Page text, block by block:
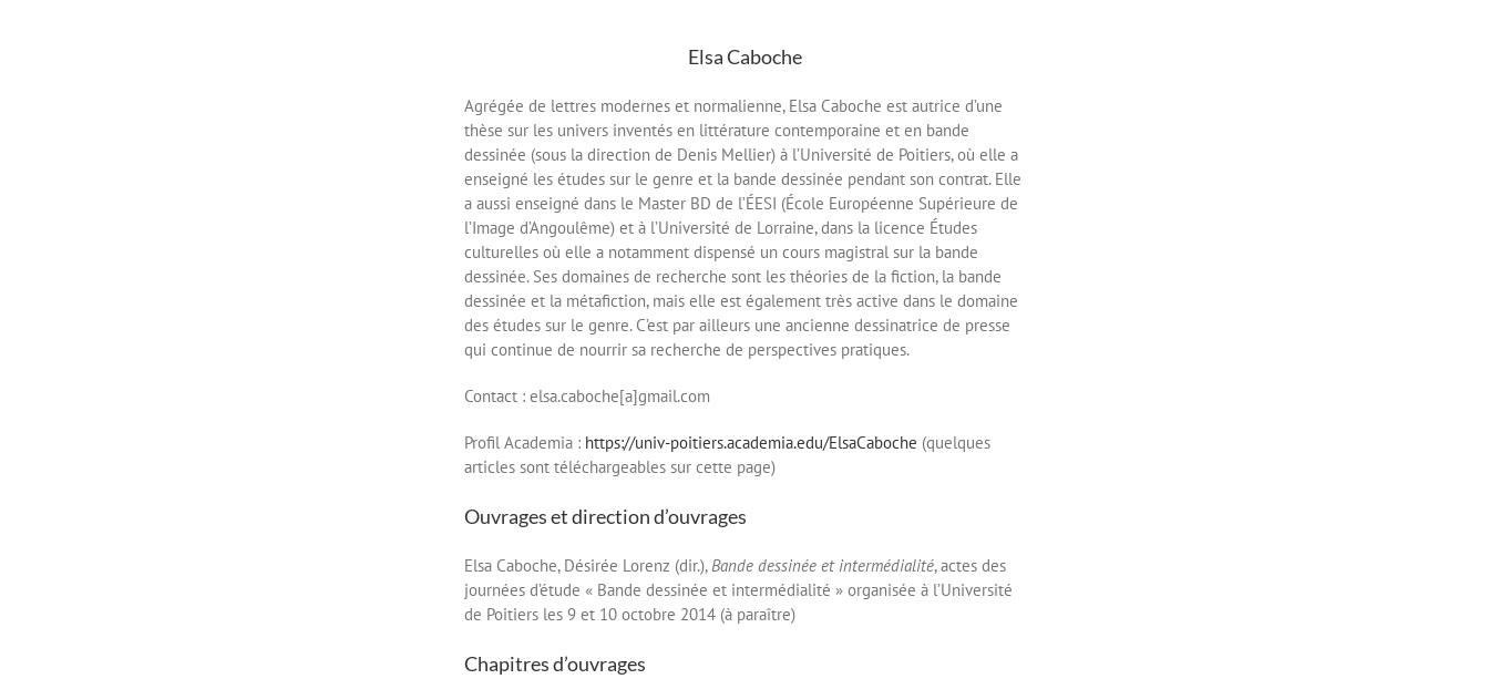
Elsa Caboche
Agrégée de lettres modernes et normalienne, Elsa Caboche est autrice d’une
thèse sur les univers inventés en littérature contemporaine et en bande
dessinée (sous la direction de Denis Mellier) à l’Université de Poitiers, où elle a
enseigné les études sur le genre et la bande dessinée pendant son contrat. Elle
a aussi enseigné dans le Master BD de l’ÉESI (École Européenne Supérieure de
l’Image d’Angoulême) et à l’Université de Lorraine, dans la licence Études
culturelles où elle a notamment dispensé un cours magistral sur la bande
dessinée. Ses domaines de recherche sont les théories de la fiction, la bande
dessinée et la métafiction, mais elle est également très active dans le domaine
des études sur le genre. C’est par ailleurs une ancienne dessinatrice de presse
qui continue de nourrir sa recherche de perspectives pratiques.
Contact : elsa.caboche[a]gmail.com
Profil Academia : https://univ-poitiers.academia.edu/ElsaCaboche (quelques
articles sont téléchargeables sur cette page)
Ouvrages et direction d’ouvrages
Elsa Caboche, Désirée Lorenz (dir.), Bande dessinée et intermédialité, actes des
journées d’étude « Bande dessinée et intermédialité » organisée à l’Université
de Poitiers les 9 et 10 octobre 2014 (à paraître)
Chapitres d’ouvrages